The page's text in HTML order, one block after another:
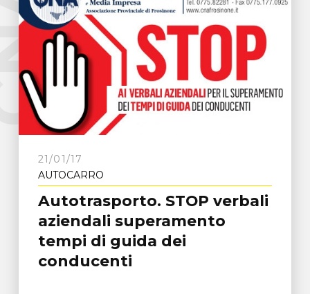
21/01/17
AUTOCARRO
Autotrasporto. STOP verbali
aziendali superamento
tempi di guida dei
conducenti